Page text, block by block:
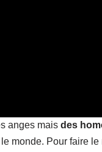
anges mais des
monde. Pour faire